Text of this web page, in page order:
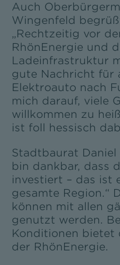
Auch
Wingenfeld
„Rechtzeitig vor
RhönEnergie und
Ladeinfrastruktur
gute Nachricht für
Elektroauto nach
mich darauf, viele
willkommen zu
ist foll hessisch
Stadtbaurat Daniel
bin dankbar, dass
investiert – das ist
gesamte Region.“
können mit allen
genutzt werden.
Konditionen bietet
der RhönEnergie.